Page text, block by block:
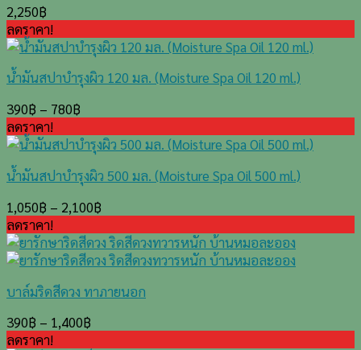
2,250฿
ลดราคา!
น้ำมันสปาบำรุงผิว 120 มล. (Moisture Spa Oil 120 ml.)
390฿ – 780฿
ลดราคา!
น้ำมันสปาบำรุงผิว 500 มล. (Moisture Spa Oil 500 ml.)
1,050฿ – 2,100฿
ลดราคา!
บาล์มริดสีดวง ทาภายนอก
390฿ – 1,400฿
ลดราคา!